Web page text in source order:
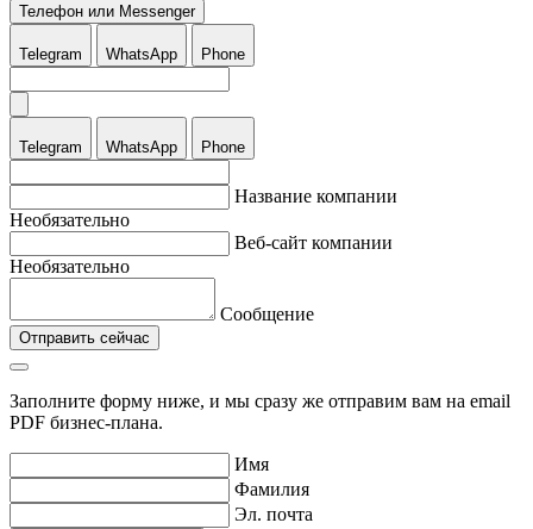
Телефон или Messenger
Telegram WhatsApp Phone
Telegram WhatsApp Phone
Название компании
Необязательно
Веб-сайт компании
Необязательно
Сообщение
Отправить сейчас
Заполните форму ниже, и мы сразу же отправим вам на email
PDF бизнес-плана.
Имя
Фамилия
Эл. почта